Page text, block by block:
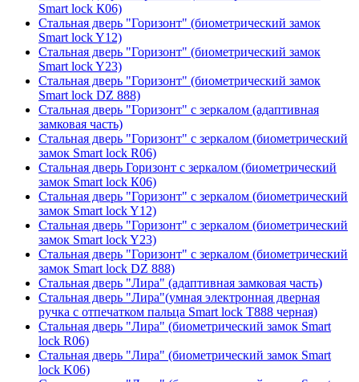
Smart lock К06)
Стальная дверь "Горизонт" (биометрический замок
Smart lock Y12)
Стальная дверь "Горизонт" (биометрический замок
Smart lock Y23)
Стальная дверь "Горизонт" (биометрический замок
Smart lock DZ 888)
Стальная дверь "Горизонт" с зеркалом (адаптивная
замковая часть)
Стальная дверь "Горизонт" с зеркалом (биометрический
замок Smart lock R06)
Стальная дверь Горизонт с зеркалом (биометрический
замок Smart lock К06)
Стальная дверь "Горизонт" с зеркалом (биометрический
замок Smart lock Y12)
Стальная дверь "Горизонт" с зеркалом (биометрический
замок Smart lock Y23)
Стальная дверь "Горизонт" с зеркалом (биометрический
замок Smart lock DZ 888)
Стальная дверь "Лира" (адаптивная замковая часть)
Стальная дверь "Лира"(умная электронная дверная
ручка с отпечатком пальца Smart lock T888 черная)
Стальная дверь "Лира" (биометрический замок Smart
lock R06)
Стальная дверь "Лира" (биометрический замок Smart
lock K06)